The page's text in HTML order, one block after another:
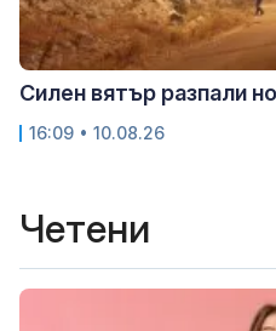
Силен вятър разпали
16:09 • 10.08.26
Четени